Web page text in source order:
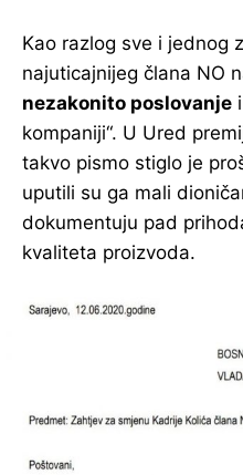
Kao razlog sve i jednog
najuticajnijeg člana NO
nezakonito poslovanje
kompaniji“. U Ured
takvo pismo stiglo je
uputili su ga mali
dokumentuju pad
kvaliteta proizvoda.